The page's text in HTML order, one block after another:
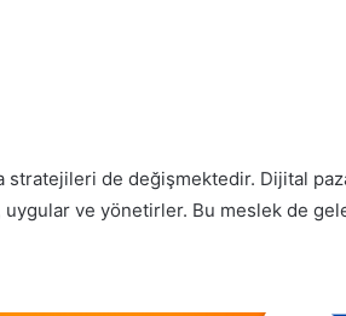
de değişmektedir. Dijital
ve yönetirler. Bu meslek de